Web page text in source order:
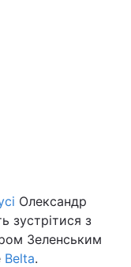
Олександр
зустрітися з
Зеленським
Belta.